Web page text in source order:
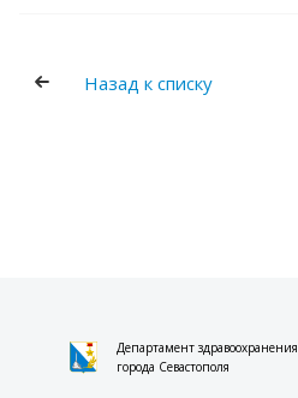
Назад к списку
Департамент здравоохранения
города Севастополя